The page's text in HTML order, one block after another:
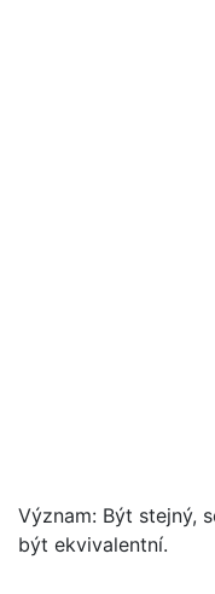
Význam: Být stejný,
být ekvivalentní.